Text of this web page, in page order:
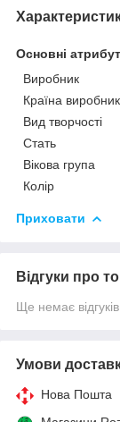
Основні
Виробник
Країна виробник
Вид творчості
Стать
Вікова група
Колір
Приховати
Відгуки про
Ще немає
Умови
Нова Пошта